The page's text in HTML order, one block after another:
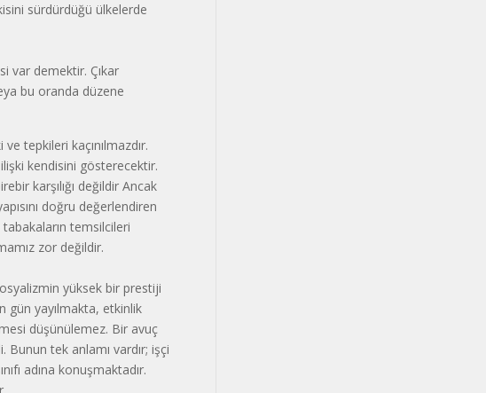
sürdürdüğü ülkelerde
var demektir. Çıkar
bu oranda düzene
tepkileri kaçınılmazdır.
kendisini gösterecektir.
karşılığı değildir Ancak
doğru değerlendiren
temsilcileri
zor değildir.
yüksek bir prestiji
gün yayılmakta, etkinlik
düşünülemez. Bir avuç
tek anlamı vardır; işçi
adına konuşmaktadır.